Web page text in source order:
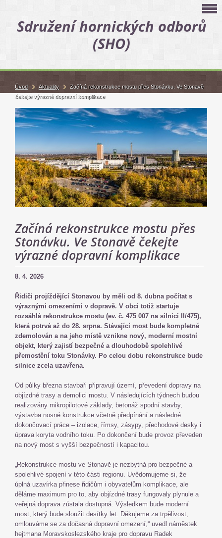
Sdružení hornických odborů
(SHO)
Začíná rekonstrukce mostu přes
Stonávku. Ve Stonavě čekejte
výrazné dopravní komplikace
8. 4. 2026
Řidiči projíždějící Stonavou by měli od 8. dubna počítat s
výraznými omezeními v dopravě. V obci totiž startuje
rozsáhlá rekonstrukce mostu (ev. č. 475 007 na silnici II/475),
která potrvá až do 28. srpna. Stávající most bude kompletně
zdemolován a na jeho místě vznikne nový, moderní mostní
objekt, který zajistí bezpečné a dlouhodobě spolehlivé
přemostění toku Stonávky. Po celou dobu rekonstrukce bude
silnice zcela uzavřena.
Od půlky března stavbaři připravují území, převedení dopravy na
objízdné trasy a demolici mostu. V následujících týdnech budou
realizovány mikropilotové základy, betonáž spodní stavby,
výstavba nosné konstrukce včetně předpínání a následné
dokončovací práce – izolace, římsy, zásypy, přechodové desky i
úprava koryta vodního toku. Po dokončení bude provoz převeden
na nový most s vyšší bezpečností i kapacitou.
„Rekonstrukce mostu ve Stonavě je nezbytná pro bezpečné a
spolehlivé spojení v této části regionu. Uvědomujeme si, že
úplná uzavírka přinese řidičům i obyvatelům komplikace, ale
děláme maximum pro to, aby objízdné trasy fungovaly plynule a
veřejná doprava zůstala dostupná. Výsledkem bude moderní
most, který bude sloužit desítky let. Děkujeme za trpělivost,
omlouváme se za dočasná dopravní omezení,“ uvedl náměstek
hejtmana Moravskoslezského kraje pro dopravu Radek
Úvod Aktuality
Začíná rekonstrukce mostu přes Stonávku. Ve Stonavě
čekejte výrazné dopravní komplikace